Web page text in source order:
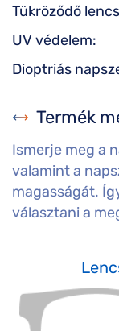
Tükröződő
UV védelem:
Dioptriás
Termék
Ismerje meg a
valamint a
magasságát.
választani a